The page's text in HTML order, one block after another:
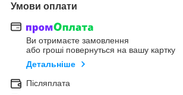
Умови оплати
Ви отримаєте замовлення
або гроші повернуться на вашу картку
Детальніше
Післяплата